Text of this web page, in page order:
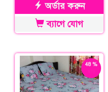
অর্ডার করুন
ব্যাগে যোগ
48 %